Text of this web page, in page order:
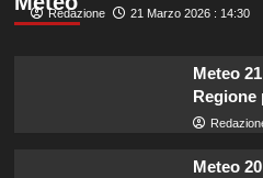
Redazione 21 Marzo 2026 : 14:30
Meteo
Regione
Meteo